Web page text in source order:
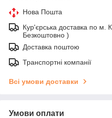
Нова Пошта
Кур'єрська доставка по м.
Безкоштовно )
Доставка поштою
Транспортні компанії
Всі умови доставки
Умови оплати